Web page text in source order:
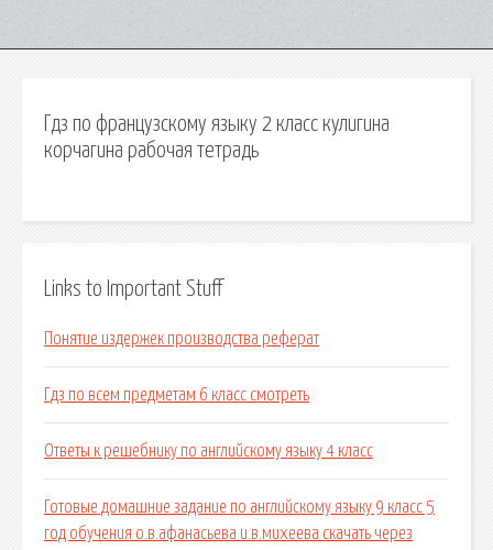
Гдз по французскому языку 2 класс кулигина
корчагина рабочая тетрадь
Links to Important Stuff
Понятие издержек производства реферат
Гдз по всем предметам 6 класс смотреть
Ответы к решебнику по английскому языку 4 класс
Готовые домашние задание по английскому языку 9 класс 5
год обучения о.в.афанасьева и.в.михеева скачать через